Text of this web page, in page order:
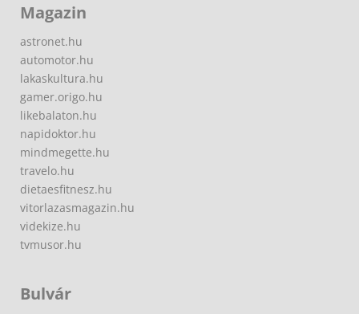
Magazin
astronet.hu
automotor.hu
lakaskultura.hu
gamer.origo.hu
likebalaton.hu
napidoktor.hu
mindmegette.hu
travelo.hu
dietaesfitnesz.hu
vitorlazasmagazin.hu
videkize.hu
tvmusor.hu
Bulvár